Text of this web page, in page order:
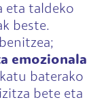
eta taldeko
beste.
emozionala
baterako
bete eta